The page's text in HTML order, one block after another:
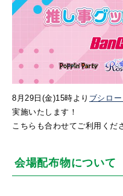
8月29日(金)15時より ブシロ
実施いたします！
こちらも合わせてご利用くだ
会場配布物について